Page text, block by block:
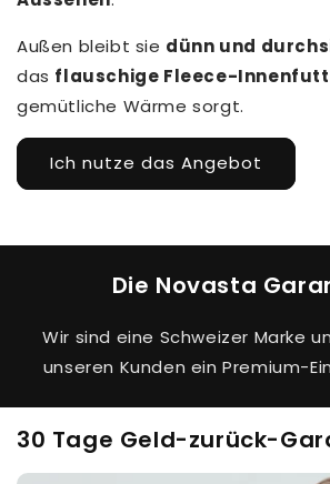
Außen bleibt sie dünn und
das flauschige Fleece-
gemütliche Wärme sorgt.
Ich nutze das Angebot
Die Novasta
Wir sind eine Schweizer Marke
unseren Kunden ein Premium-
30 Tage Geld-zurück-